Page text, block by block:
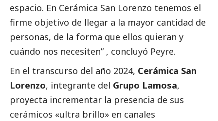
espacio. En Cerámica San Lorenzo tenemos el
firme objetivo de llegar a la mayor cantidad de
personas, de la forma que ellos quieran y
cuándo nos necesiten” , concluyó Peyre.
En el transcurso del año 2024, Cerámica San
Lorenzo, integrante del Grupo Lamosa,
proyecta incrementar la presencia de sus
cerámicos «ultra brillo» en canales